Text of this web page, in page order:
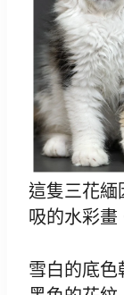
這隻三花緬
吸的水彩畫
雪白的底色